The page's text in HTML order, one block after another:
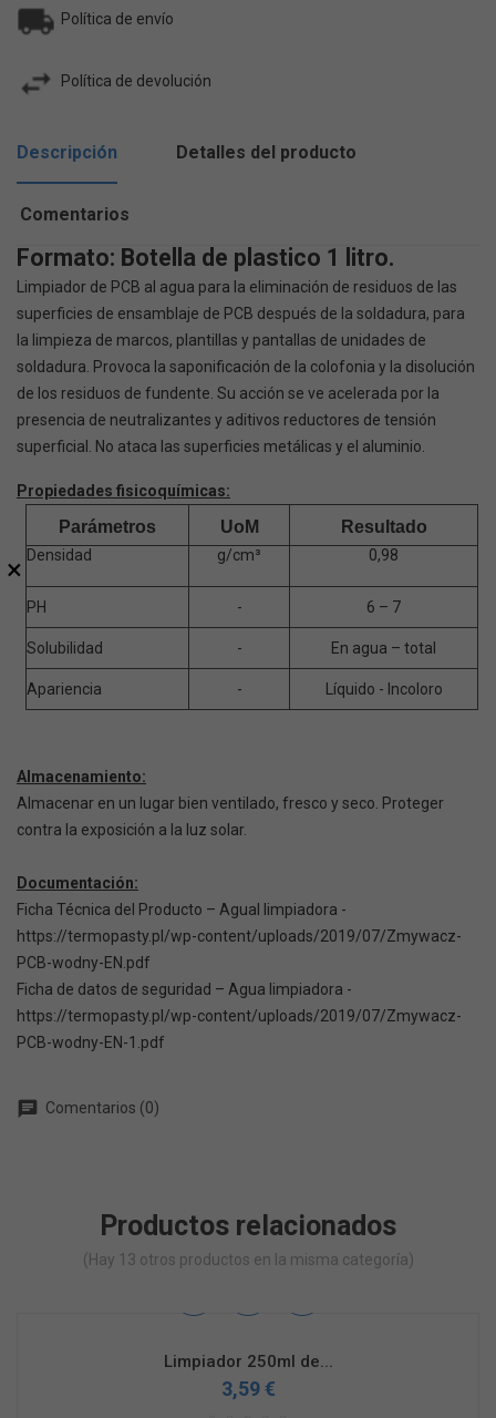
Política de envío
Política de devolución
Descripción Detalles del producto
Comentarios
Formato: Botella de plastico 1 litro.
Limpiador de PCB al agua para la eliminación de residuos de las
superficies de ensamblaje de PCB después de la soldadura, para
la limpieza de marcos, plantillas y pantallas de unidades de
soldadura. Provoca la saponificación de la colofonia y la disolución
de los residuos de fundente. Su acción se ve acelerada por la
presencia de neutralizantes y aditivos reductores de tensión
superficial. No ataca las superficies metálicas y el aluminio.
Propiedades fisicoquímicas:
Parámetros UoM Resultado
Densidad g/cm³ 0,98
PH - 6 – 7
Solubilidad - En agua – total
Apariencia - Líquido - Incoloro
Almacenamiento:
Almacenar en un lugar bien ventilado, fresco y seco. Proteger
contra la exposición a la luz solar.
Documentación:
Ficha Técnica del Producto – Agual limpiadora -
https://termopasty.pl/wp-content/uploads/2019/07/Zmywacz-
PCB-wodny-EN.pdf
Ficha de datos de seguridad – Agua limpiadora -
https://termopasty.pl/wp-content/uploads/2019/07/Zmywacz-
PCB-wodny-EN-1.pdf
chat Comentarios (0)
Productos relacionados
(Hay 13 otros productos en la misma categoría)
Limpiador 250ml de...
3,59 €
×